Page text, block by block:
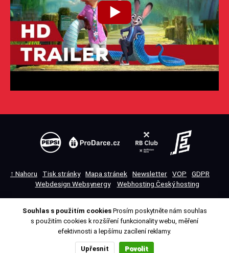
↑ Nahoru Tisk stránky Mapa stránek Newsletter VOP
GDPR
Webdesign Websynergy
Webhosting Český hosting
Přepnout na desktopovou verzi
Souhlas s použitím cookiesProsím poskytněte nám souhlas
s použitím cookies k rozšíření funkcionality webu, měření
efektivnosti a lepšímu zacílení reklamy.
Upřesnit Povolit